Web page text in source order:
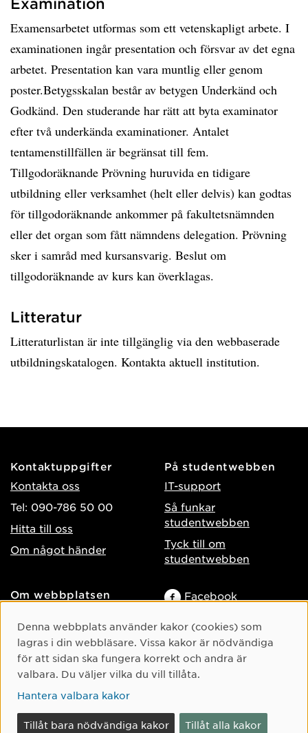
Examensarbetet utformas som ett vetenskapligt arbete. I
examinationen ingår presentation och försvar av det egna
arbetet. Presentation kan vara muntlig eller genom
poster.Betygsskalan består av betygen Underkänd och
Godkänd. Den studerande har rätt att byta examinator
efter två underkända examinationer. Antalet
tentamenstillfällen är begränsat till fem.
Tillgodoräknande Prövning huruvida en tidigare
utbildning eller verksamhet (helt eller delvis) kan godtas
för tillgodoräknande ankommer på fakultetsnämnden
eller det organ som fått nämndens delegation. Prövning
sker i samråd med kursansvarig. Beslut om
tillgodoräknande av kurs kan överklagas.
Litteratur
Litteraturlistan är inte tillgänglig via den webbaserade
utbildningskatalogen. Kontakta aktuell institution.
Kontaktuppgifter
Kontakta oss
Tel: 090-786 50 00
Hitta till oss
Om något händer
På studentwebben
IT-support
Så funkar
studentwebben
Tyck till om
studentwebben
Om webbplatsen
Behandling av
personuppgifter
Hantera kakor
Facebook
TikTok
Youtube
Cookie-samtycke
Denna webbplats använder kakor (cookies) som
lagras i din webbläsare. Vissa kakor är nödvändiga
för att sidan ska fungera korrekt och andra är
valbara. Du väljer vilka du vill tillåta.
Hantera valbara kakor
Tillåt bara nödvändiga kakor Tillåt alla kakor